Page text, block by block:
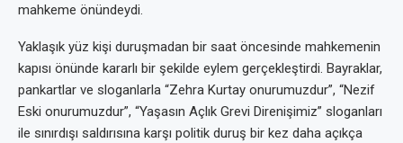
mahkeme önündeydi.
Yaklaşık yüz kişi duruşmadan bir saat öncesinde mahkemenin
kapısı önünde kararlı bir şekilde eylem gerçekleştirdi. Bayraklar,
pankartlar ve sloganlarla “Zehra Kurtay onurumuzdur”, “Nezif
Eski onurumuzdur”, “Yaşasın Açlık Grevi Direnişimiz” sloganları
ile sınırdışı saldırısına karşı politik duruş bir kez daha açıkça